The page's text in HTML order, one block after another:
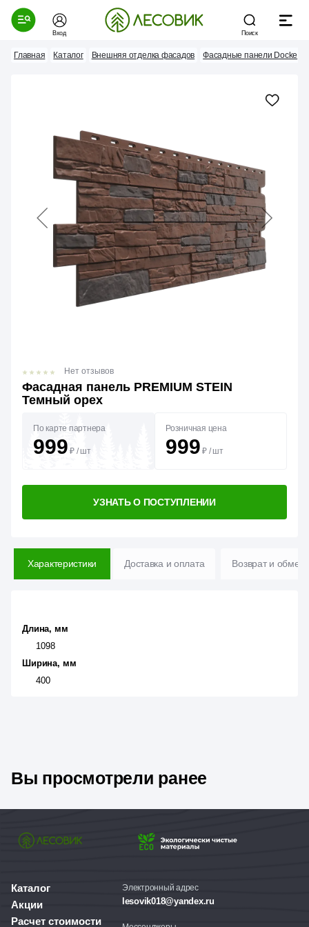
Вход Поиск
Главная Каталог Внешняя отделка фасадов Фасадные панели Docke
Фасадная панель PREMIUM STEIN
Темный орех
Нет отзывов
По карте партнера
999 ₽ / шт
Розничная цена
999 ₽ / шт
УЗНАТЬ О ПОСТУПЛЕНИИ
Характеристики Доставка и оплата Возврат и обмен
Длина, мм
1098
Ширина, мм
400
Вы просмотрели ранее
Каталог
Акции
Расчет стоимости
Электронный адрес
lesovik018@yandex.ru